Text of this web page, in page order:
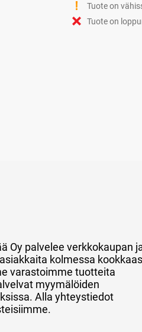
Tuote on
Tuote on
Oy palvelee verkkokaupan
kolmessa
varastoimme tuotteita
myymälöiden
Alla yhteystiedot